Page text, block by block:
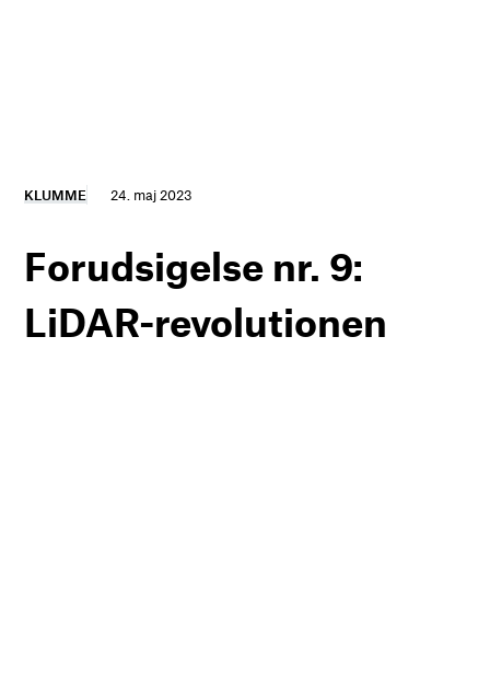
KLUMME 24. maj 2023
Forudsigelse nr. 9:
LiDAR-revolutionen